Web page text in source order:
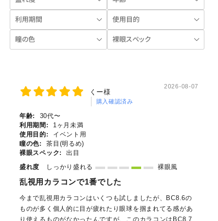
くー様
購入確認済み
2026-08-07
年齢:
30代〜
利用期間:
1ヶ月未満
使用目的:
イベント用
瞳の色:
茶目(明るめ)
裸眼スペック:
出目
盛れ度
しっかり盛れる 裸眼風
乱視用カラコンで1番でした
今まで乱視用カラコンはいくつも試しましたが、BC8.6の
ものが多く個人的に目が疲れたり眼球を掴まれてる感があ
り使えるものがなかったんですが、このカラコンはBC8.7